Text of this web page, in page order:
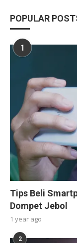
POPULAR
1
Tips Beli
Dompet Jebol
1 year ago
2